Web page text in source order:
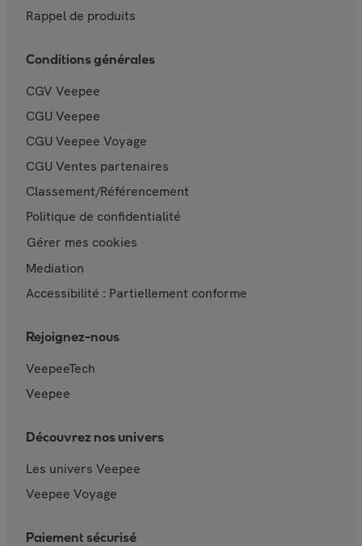
Rappel de produits
Conditions générales
CGV Veepee
CGU Veepee
CGU Veepee Voyage
CGU Ventes partenaires
Classement/Référencement
Politique de confidentialité
Gérer mes cookies
Mediation
Accessibilité : Partiellement conforme
Rejoignez-nous
VeepeeTech
Veepee
Découvrez nos univers
Les univers Veepee
Veepee Voyage
Paiement sécurisé